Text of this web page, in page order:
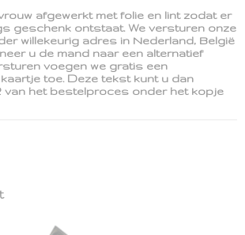
afgewerkt met folie en lint zodat er
geschenk ontstaat. We versturen onze
willekeurig adres in Nederland, België
u de mand naar een alternatief
voegen we gratis een
toe. Deze tekst kunt u dan
van het bestelproces onder het kopje